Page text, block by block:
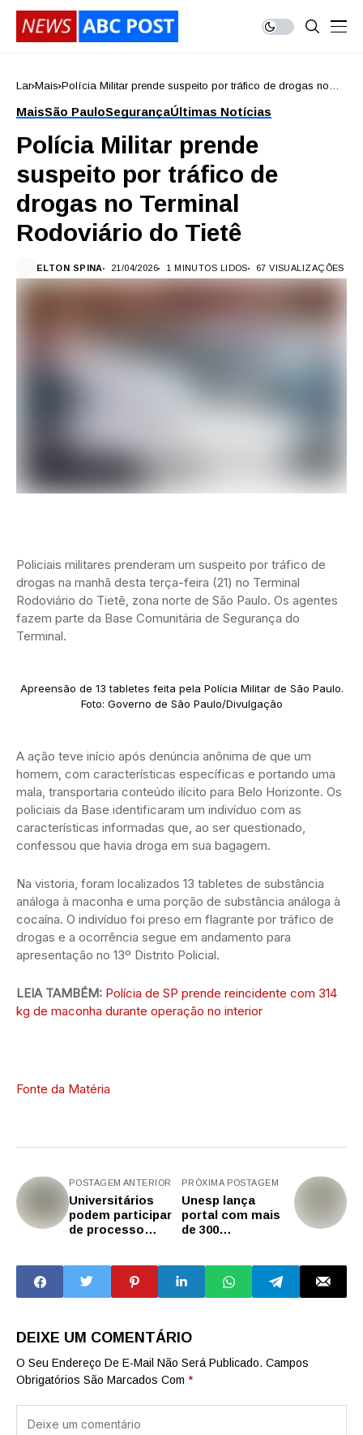
Lar Mais Polícia Militar prende suspeito por tráfico de drogas no
MaisSão PauloSegurançaÚltimas Notícias
Polícia Militar prende
suspeito por tráfico de
drogas no Terminal
Rodoviário do Tietê
ELTON SPINA 21/04/2026 1 MINUTOS LIDOS 67 VISUALIZAÇÕES
Policiais militares prenderam um suspeito por tráfico de
drogas na manhã desta terça-feira (21) no Terminal
Rodoviário do Tietê, zona norte de São Paulo. Os agentes
fazem parte da Base Comunitária de Segurança do
Terminal.
Apreensão de 13 tabletes feita pela Polícia Militar de São Paulo.
Foto: Governo de São Paulo/Divulgação
A ação teve início após denúncia anônima de que um
homem, com características específicas e portando uma
mala, transportaria conteúdo ilícito para Belo Horizonte. Os
policiais da Base identificaram um indivíduo com as
características informadas que, ao ser questionado,
confessou que havia droga em sua bagagem.
Na vistoria, foram localizados 13 tabletes de substância
análoga à maconha e uma porção de substância análoga à
cocaína. O indivíduo foi preso em flagrante por tráfico de
drogas e a ocorrência segue em andamento para
apresentação no 13º Distrito Policial.
LEIA TAMBÉM: Polícia de SP prende reincidente com 314
kg de maconha durante operação no interior
Fonte da Matéria
POSTAGEM ANTERIOR
Universitários
podem participar
de processo
a USP
PRÓXIMA POSTAGEM
Unesp lança
portal com mais
de 300
cursos livres, de
extensão e de
pós-graduação
DEIXE UM COMENTÁRIO
O Seu Endereço De E-Mail Não Será Publicado. Campos
Obrigatórios São Marcados Com *